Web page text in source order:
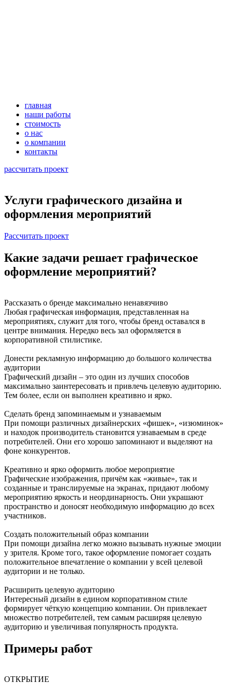
главная
наши работы
стоимость
о нас
о компании
контакты
рассчитать проект
Услуги графического дизайна и
оформления мероприятий
Рассчитать проект
Какие задачи решает графическое
оформление мероприятий?
Рассказать о бренде максимально ненавязчиво
Любая графическая информация, представленная на
мероприятиях, служит для того, чтобы бренд оставался в
центре внимания. Нередко весь зал оформляется в
корпоративной стилистике.
Донести рекламную информацию до большого количества
аудитории
Графический дизайн – это один из лучших способов
максимально заинтересовать и привлечь целевую аудиторию.
Тем более, если он выполнен креативно и ярко.
Сделать бренд запоминаемым и узнаваемым
При помощи различных дизайнерских «фишек», «изюминок»
и находок производитель становится узнаваемым в среде
потребителей. Они его хорошо запоминают и выделяют на
фоне конкурентов.
Креативно и ярко оформить любое мероприятие
Графические изображения, причём как «живые», так и
созданные и транслируемые на экранах, придают любому
мероприятию яркость и неординарность. Они украшают
пространство и доносят необходимую информацию до всех
участников.
Создать положительный образ компании
При помощи дизайна легко можно вызывать нужные эмоции
у зрителя. Кроме того, такое оформление помогает создать
положительное впечатление о компании у всей целевой
аудитории и не только.
Расширить целевую аудиторию
Интересный дизайн в едином корпоративном стиле
формирует чёткую концепцию компании. Он привлекает
множество потребителей, тем самым расширяя целевую
аудиторию и увеличивая популярность продукта.
Примеры работ
ОТКРЫТИЕ